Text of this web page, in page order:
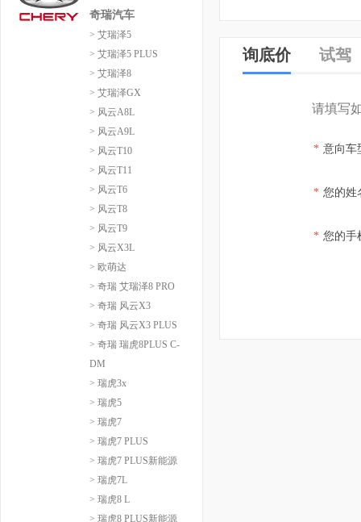
奇瑞汽车
> 艾瑞泽5
> 艾瑞泽5 PLUS
> 艾瑞泽8
> 艾瑞泽GX
> 风云A8L
> 风云A9L
> 风云T10
> 风云T11
> 风云T6
> 风云T8
> 风云T9
> 风云X3L
> 欧萌达
> 奇瑞 艾瑞泽8 PRO
> 奇瑞 风云X3
> 奇瑞 风云X3 PLUS
> 奇瑞 瑞虎8PLUS C-
DM
> 瑞虎3x
> 瑞虎5
> 瑞虎7
> 瑞虎7 PLUS
> 瑞虎7 PLUS新能源
> 瑞虎7L
> 瑞虎8 L
> 瑞虎8 PLUS新能源
询底价 试驾
请填写
* 意向车
* 您的姓
* 您的手